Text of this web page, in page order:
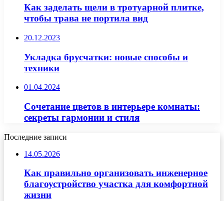
Как заделать щели в тротуарной плитке,
чтобы трава не портила вид
20.12.2023
Укладка брусчатки: новые способы и
техники
01.04.2024
Сочетание цветов в интерьере комнаты:
секреты гармонии и стиля
Последние записи
14.05.2026
Как правильно организовать инженерное
благоустройство участка для комфортной
жизни